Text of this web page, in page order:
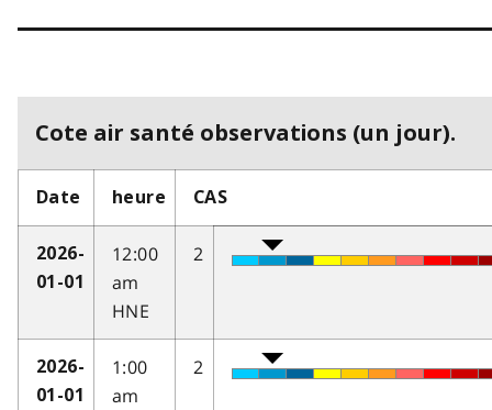
Cote air santé observations (un jour).
Date heure CAS
2026-
01-01
12:00
am
HNE
2
2026-
01-01
1:00
am
2